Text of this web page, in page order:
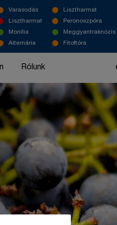
Varasodás
Lisztharmat
Lisztharmat
Peronoszpóra
Monília
Meggyantraknózis
Alternária
Fitoftóra
Rólunk
Kiadványok